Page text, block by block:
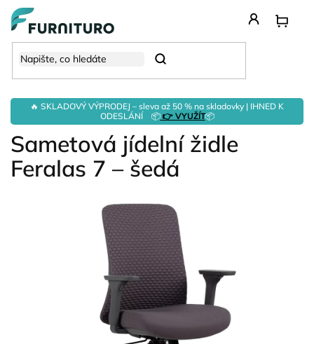
Přejít
obsah
🔥 SKLADOVÝ VÝPRODEJ – sleva až 50 % na skladovky | IHNED K
ODESLÁNÍ 📦👉 VYUŽÍT📦
Hledat
Sametová jídelní židle
Feralas 7 – šedá